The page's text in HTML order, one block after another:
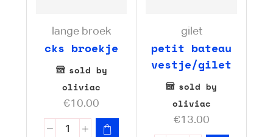
lange broek
cks broekje
sold by
oliviac
€10.00
gilet
petit bateau
vestje/gilet
sold by
oliviac
€13.00